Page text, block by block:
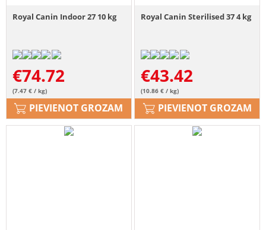
Royal Canin Indoor 27 10 kg
€74.72
(7.47 € / kg)
PIEVIENOT GROZAM
Royal Canin Sterilised 37 4 kg
€43.42
(10.86 € / kg)
PIEVIENOT GROZAM